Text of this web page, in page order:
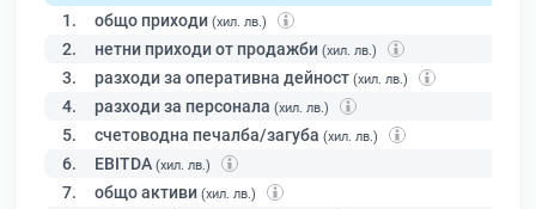
1. общо приходи (хил. лв.)
2. нетни приходи от продажби (хил. лв.)
3. разходи за оперативна дейност (хил. лв.)
4. разходи за персонала (хил. лв.)
5. счетоводна печалба/загуба (хил. лв.)
6. EBITDA (хил. лв.)
7. общо активи (хил. лв.)